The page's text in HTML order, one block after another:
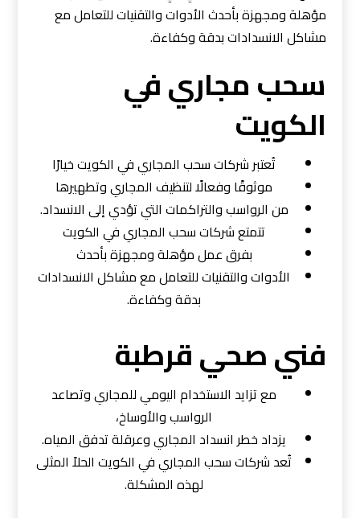
مؤهلة ومجهزة بأحدث الأدوات والتقنيات للتعامل مع
مشاكل الانسدادات بدقة وكفاءة.
سحب مجاري في
الكويت
تُعتبر شركات سحب المجاري في الكويت خيارًا
موثوقًا وفعالًا لتنظيف المجاري وتطهيرها
من الرواسب والتراكمات التي تؤدي إلى الانسداد.
تتمتع شركات سحب المجاري في الكويت
بفرق عمل مؤهلة ومجهزة بأحدث
الأدوات والتقنيات للتعامل مع مشاكل الانسدادات
بدقة وكفاءة.
فني صحي قرطبة
مع تزايد الاستخدام اليومي للمجاري وتصاعد
الرواسب والأوساخ،
يزداد خطر انسداد المجاري وعرقلة تدفق المياه.
تُعد شركات سحب المجاري في الكويت الحلاً المثلى
لهذه المشكلة.